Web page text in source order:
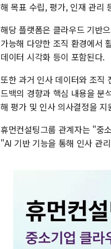
해 목표 수립, 평가, 인재 관리
해당 플랫폼은 클라우드 기반
가능해 다양한 조직 환경에서
데이터 시각화 등이 포함된다.
또한 과거 인사 데이터와 조직
드백의 경향과 핵심 내용을 분
해 평가 및 인사 의사결정을 지
휴먼컨설팅그룹 관계자는 "중
"AI 기반 기능을 통해 인사 관